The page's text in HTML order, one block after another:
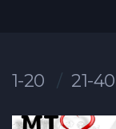
1-20 21-40